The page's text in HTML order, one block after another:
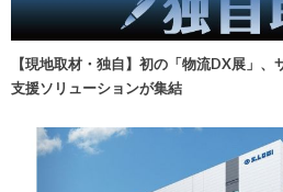
【現地取材・独自】初の「物流DX展」
支援ソリューションが集結